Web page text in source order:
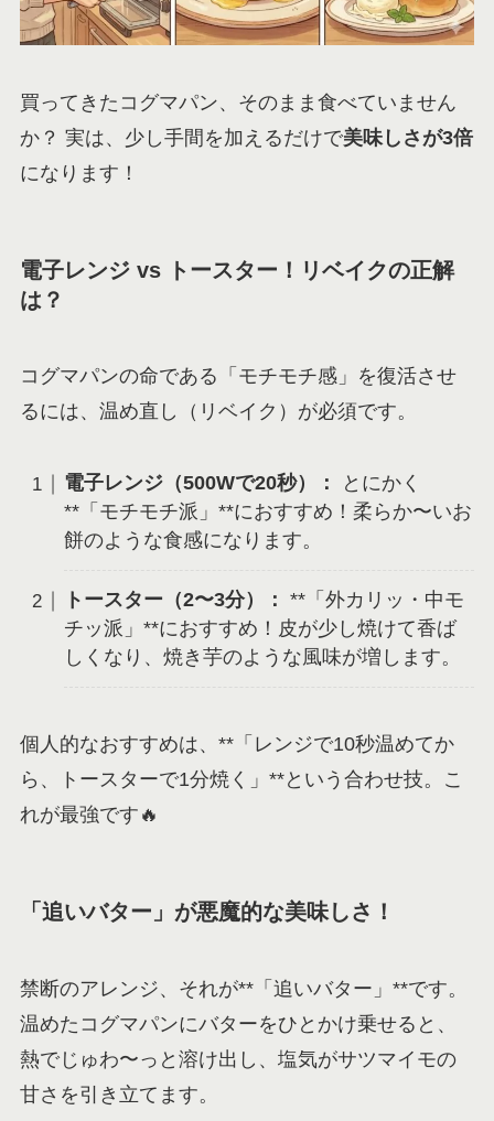
買ってきたコグマパン、そのまま食べていません
か？ 実は、少し手間を加えるだけで美味しさが3倍
になります！
電子レンジ vs トースター！リベイクの正解
は？
コグマパンの命である「モチモチ感」を復活させ
るには、温め直し（リベイク）が必須です。
電子レンジ（500Wで20秒）：
とにかく
**「モチモチ派」**におすすめ！柔らか〜いお
餅のような食感になります。
トースター（2〜3分）： **「外カリッ・中モ
チッ派」**におすすめ！皮が少し焼けて香ば
しくなり、焼き芋のような風味が増します。
個人的なおすすめは、**「レンジで10秒温めてか
ら、トースターで1分焼く」**という合わせ技。こ
れが最強です🔥
「追いバター」が悪魔的な美味しさ！
禁断のアレンジ、それが**「追いバター」**です。
温めたコグマパンにバターをひとかけ乗せると、
熱でじゅわ〜っと溶け出し、塩気がサツマイモの
甘さを引き立てます。